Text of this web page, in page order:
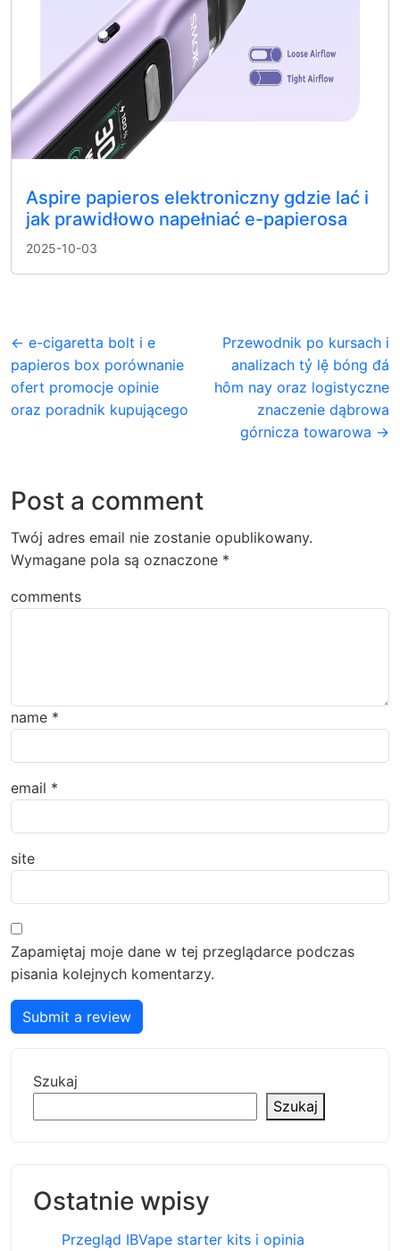
Aspire papieros elektroniczny gdzie lać i
jak prawidłowo napełniać e-papierosa
2025-10-03
← e-cigaretta bolt i e
papieros box porównanie
ofert promocje opinie
oraz poradnik kupującego
Przewodnik po kursach i
analizach tỷ lệ bóng đá
hôm nay oraz logistyczne
znaczenie dąbrowa
górnicza towarowa →
Post a comment
Twój adres email nie zostanie opublikowany.
Wymagane pola są oznaczone *
comments
name *
email *
site
Zapamiętaj moje dane w tej przeglądarce podczas
pisania kolejnych komentarzy.
Submit a review
Szukaj
Szukaj
Ostatnie wpisy
Przegląd IBVape starter kits i opinia